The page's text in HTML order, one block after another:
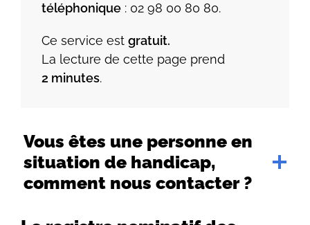
téléphonique : 02 98 00 80 80.
Ce service est gratuit.
La lecture de cette page prend
2 minutes.
Vous êtes une personne en
situation de handicap,
comment nous contacter ?